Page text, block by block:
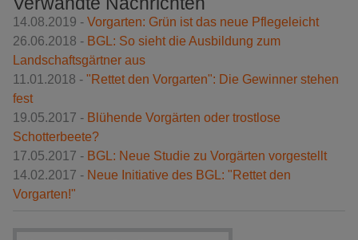
14.08.2019 - Vorgarten: Grün ist das neue Pflegeleicht
26.06.2018 - BGL: So sieht die Ausbildung zum
Landschaftsgärtner aus
11.01.2018 - "Rettet den Vorgarten": Die Gewinner stehen
fest
19.05.2017 - Blühende Vorgärten oder trostlose
Schotterbeete?
17.05.2017 - BGL: Neue Studie zu Vorgärten vorgestellt
14.02.2017 - Neue Initiative des BGL: "Rettet den
Vorgarten!"